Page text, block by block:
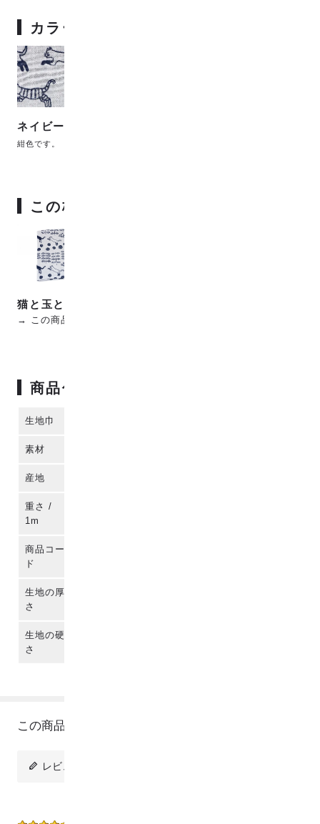
カラーバリエーション
ネイビー
紺色です。
この柄の元になった生地
猫と玉と草むら
→ この商品を見る
商品仕様
生地巾
素材
産地
重さ /
1m
商品コー
ド
生地の厚
さ
生地の硬
さ
この商品のレビュー
レビューを投稿